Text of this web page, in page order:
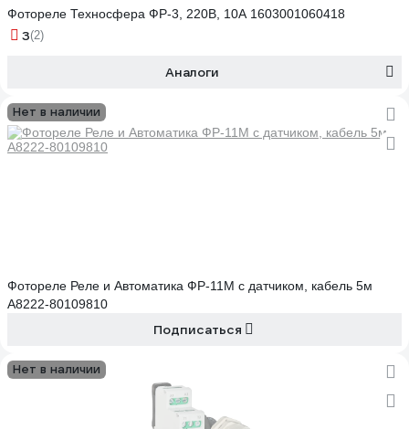
Фотореле Техносфера ФР-3, 220В, 10А 1603001060418
3(2)
Аналоги
Нет в наличии
Фотореле Реле и Автоматика ФР-11М с датчиком, кабель 5м
A8222-80109810
Подписаться
Нет в наличии